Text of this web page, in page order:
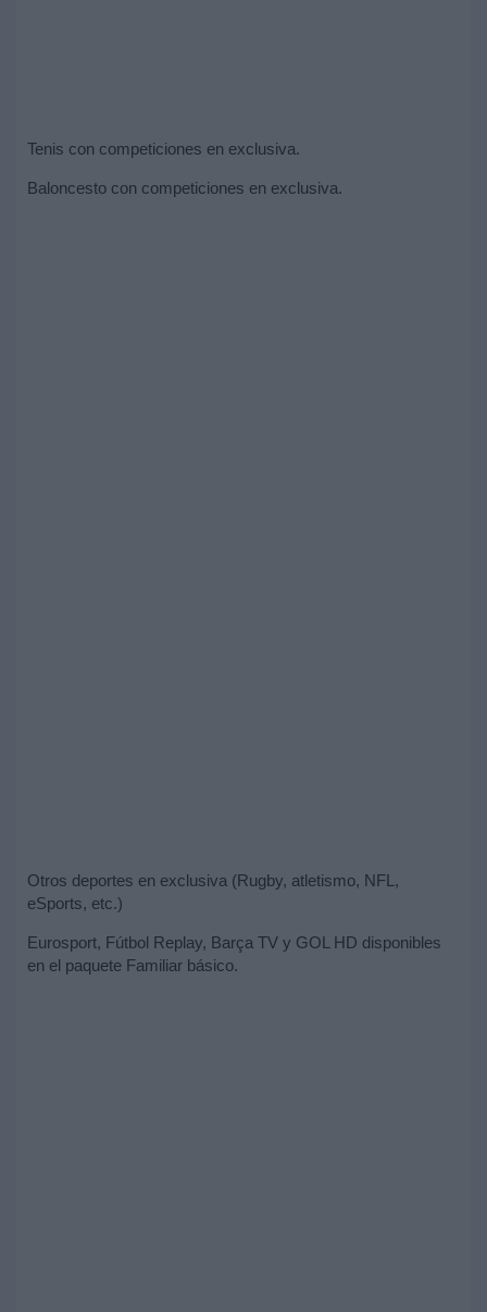
Tenis con competiciones en exclusiva.
Baloncesto con competiciones en exclusiva.
Otros deportes en exclusiva (Rugby, atletismo, NFL,
eSports, etc.)
Eurosport, Fútbol Replay, Barça TV y GOL HD disponibles
en el paquete Familiar básico.